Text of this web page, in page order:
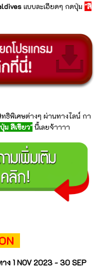
แบบละเอียดๆ กดปุ่ม "สี
ธิพิเศษต่างๆ ผ่านทางไลน์ กา
ม สีเขียว" นี้เลยจ้าาาา
1 NOV 2023 - 30 SEP